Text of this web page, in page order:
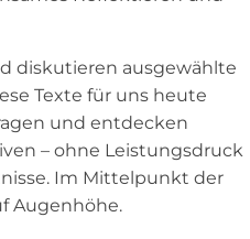
diskutieren ausgewählte
Texte für uns heute
und entdecken
– ohne Leistungsdruck
Im Mittelpunkt der
Augenhöhe.